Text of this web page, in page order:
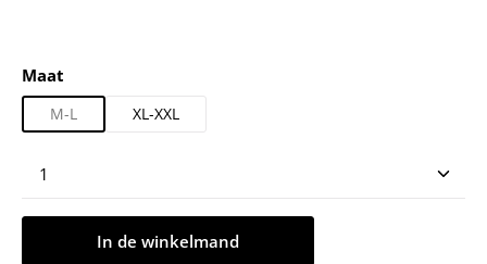
Selecteer
Maat
M-L XL-XXL
Producthoeveelheid: Voer de gewenste
In de winkelmand